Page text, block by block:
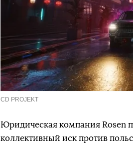
CD PROJEKT
Юридическая компания Rosen
коллективный иск против